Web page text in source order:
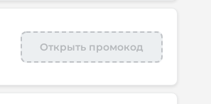
Открыть промокод